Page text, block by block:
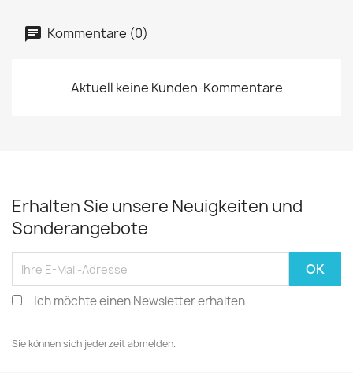
Kommentare (0)
Aktuell keine Kunden-Kommentare
Erhalten Sie unsere Neuigkeiten und
Sonderangebote
Ich möchte einen Newsletter erhalten
Sie können sich jederzeit abmelden.